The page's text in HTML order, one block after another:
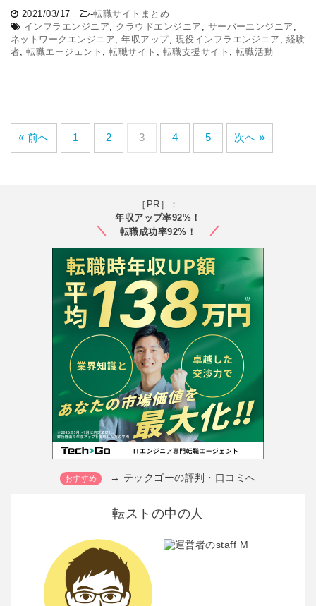
2021/03/17 -転職サイトまとめ
インフラエンジニア
クラウドエンジニア サーバーエンジニア
ネットワークエンジニア ,年収アップ, 現役インフラエンジニア
経験
者 ,転職エージェント ,転職サイト 転職支援サイト 転職活動
« 前へ 1 2 3 4 5 次へ »
［PR］：
年収アップ率92%！
転職成功率92%！
→ テックゴーの評判・口コミへ
転ストの中の人